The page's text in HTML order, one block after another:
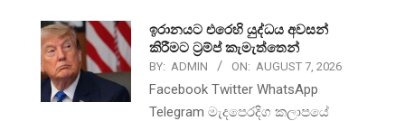
ඉරානයට එරෙහි යුද්ධය අවසන්
කිරීමට ට්‍රම්ප් කැමැත්තෙන්
BY: ADMIN ON: AUGUST 7, 2026
Facebook Twitter WhatsApp
Telegram මැදපෙරදිග කලාපයේ